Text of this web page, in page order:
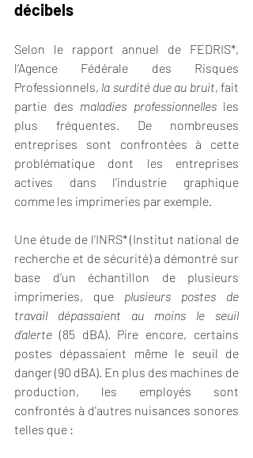
décibels
Selon le rapport annuel de FEDRIS*,
l’Agence Fédérale des Risques
Professionnels, la surdité due au bruit, fait
partie des maladies professionnelles les
plus fréquentes. De nombreuses
entreprises sont confrontées à cette
problématique dont les entreprises
actives dans l’industrie graphique
comme les imprimeries par exemple.
Une étude de l’INRS* (Institut national de
recherche et de sécurité) a démontré sur
base d’un échantillon de plusieurs
imprimeries, que plusieurs postes de
travail dépassaient au moins le seuil
d’alerte (85 dBA). Pire encore, certains
postes dépassaient même le seuil de
danger (90 dBA). En plus des machines de
production, les employés sont
confrontés à d'autres nuisances sonores
telles que :